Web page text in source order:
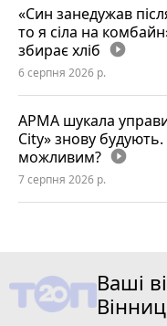
«Син занедужав
то я сіла на
збирає хліб play_circle_filled
6 серпня 2026 р.
АРМА шукала
City» знову
можливим? play_circle_filled
7 серпня 2026 р.
Ваші